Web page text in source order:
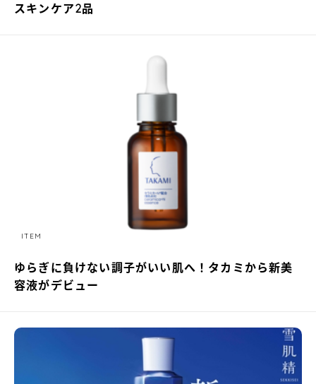
スキンケア2品
ITEM
ゆらぎに負けない調子がいい肌へ！タカミから新美
容液がデビュー